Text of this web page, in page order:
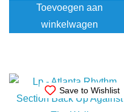
Toevoegen aan
winkelwagen
Save to Wishlist